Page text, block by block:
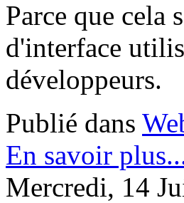
Parce que cela
d'interface
développeurs.
Publié dans
En savoir
Mercredi, 14